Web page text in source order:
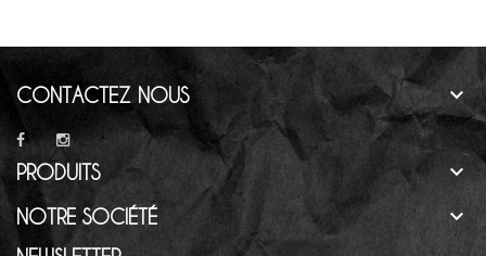
CONTACTEZ NOUS 
PRODUITS 
NOTRE SOCIÉTÉ 